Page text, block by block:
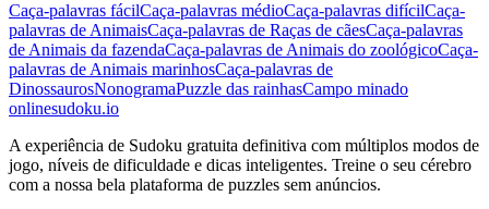
Caça-palavras fácilCaça-palavras médioCaça-palavras difícilCaça-
palavras de AnimaisCaça-palavras de Raças de cãesCaça-palavras
de Animais da fazendaCaça-palavras de Animais do zoológicoCaça-
palavras de Animais marinhosCaça-palavras de
DinossaurosNonogramaPuzzle das rainhasCampo minado
onlinesudoku.io
A experiência de Sudoku gratuita definitiva com múltiplos modos de
jogo, níveis de dificuldade e dicas inteligentes. Treine o seu cérebro
com a nossa bela plataforma de puzzles sem anúncios.